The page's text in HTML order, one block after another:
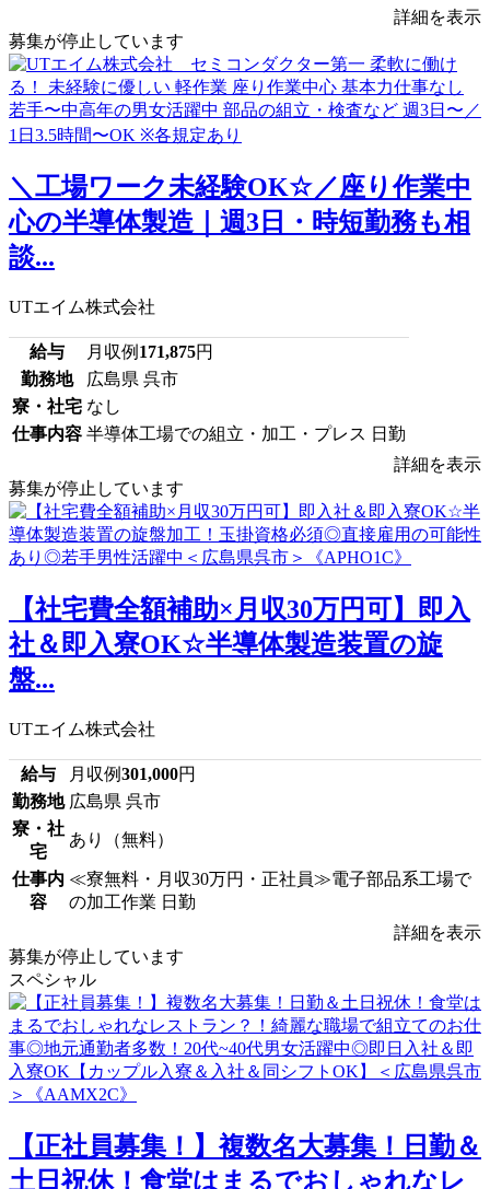
詳細を表示
募集が停止しています
＼工場ワーク未経験OK☆／座り作業中
心の半導体製造｜週3日・時短勤務も相
談...
UTエイム株式会社
給与 月収例 171,875円
勤務地
広島県 呉市
寮・社宅 なし
仕事内容 半導体工場での組立・加工・プレス 日勤
詳細を表示
募集が停止しています
【社宅費全額補助×月収30万円可】即入
社＆即入寮OK☆半導体製造装置の旋
盤...
UTエイム株式会社
給与 月収例301,000円
勤務地 広島県 呉市
寮・社
宅
あり（無料）
仕事内
容
≪寮無料・月収30万円・正社員≫電子部品系工場で
の加工作業 日勤
詳細を表示
募集が停止しています
スペシャル
【正社員募集！】複数名大募集！日勤＆
土日祝休！食堂はまるでおしゃれなレ